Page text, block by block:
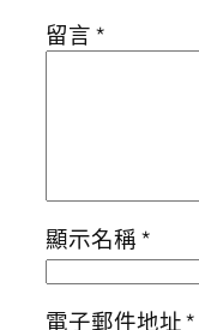
留言*
顯示名稱*
電子郵件地址*